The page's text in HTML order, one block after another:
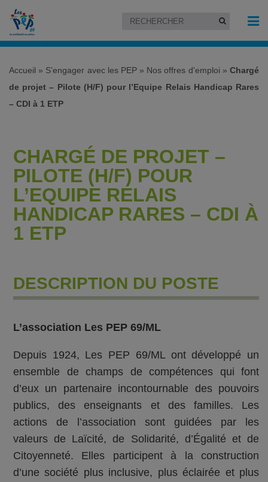
Accueil » S’engager avec les PEP» Nos offres d'emploi »Chargé
de projet – Pilote (H/F) pour l’Equipe Relais Handicap Rares
– CDI à 1 ETP
CHARGÉ DE PROJET –
PILOTE (H/F) POUR
L’EQUIPE RELAIS
HANDICAP RARES – CDI À
1 ETP
DESCRIPTION DU POSTE
L’association Les PEP 69/ML
Depuis 1924, Les PEP 69/ML ont développé un
ensemble de champs de compétences qui font
d’eux un partenaire incontournable des pouvoirs
publics, des enseignants et des familles. Les
actions de l’association sont guidées par les
valeurs de Laïcité, de Solidarité, d’Égalité et de
Citoyenneté. Elles participent à la construction
d’une société plus inclusive, plus éclairée et plus